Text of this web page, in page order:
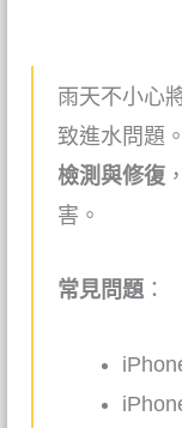
雨天不小心
致進水問題
檢測與修復
害。
常見問題 ：